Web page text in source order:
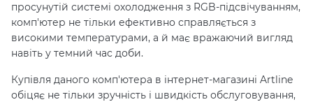
просунутій системі охолодження з RGB-підсвічуванням,
комп'ютер не тільки ефективно справляється з
високими температурами, а й має вражаючий вигляд
навіть у темний час доби.
Купівля даного комп'ютера в інтернет-магазині Artline
обіцяє не тільки зручність і швидкість обслуговування,